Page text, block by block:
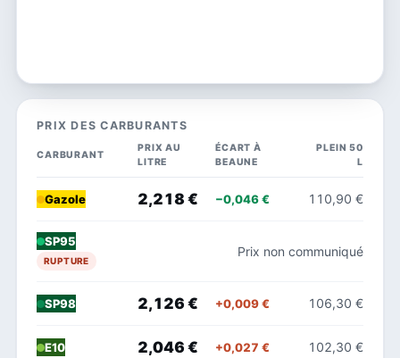
PRIX DES CARBURANTS
CARBURANT
PRIX AU
LITRE
ÉCART À
BEAUNE
PLEIN 50
L
Gazole 2,218 € −0,046 € 110,90 €
SP95
RUPTURE
Prix non communiqué
SP98 2,126 € +0,009 € 106,30 €
E10 2,046 € +0,027 € 102,30 €